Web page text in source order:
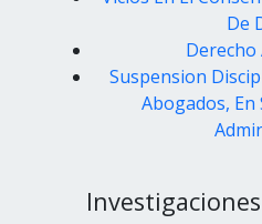
De
Suspension
Abogados, En